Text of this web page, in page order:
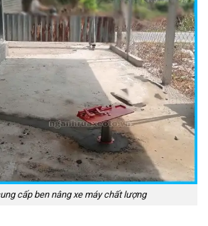
cấp ben nâng xe máy chất lượng